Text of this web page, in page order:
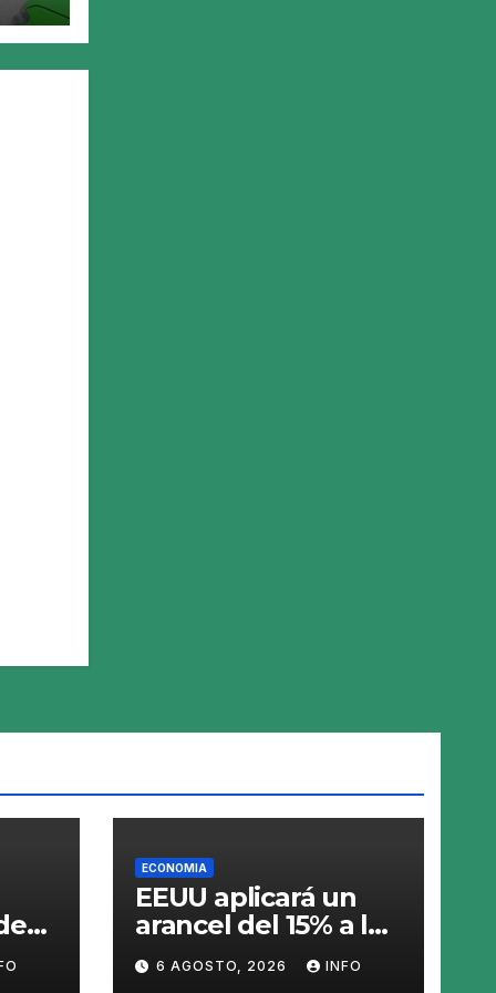
ECONOMIA
EEUU aplicará un
arancel del 15% a los
productos con
polisilicio para
6 AGOSTO, 2026 INFO